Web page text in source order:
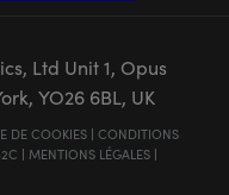
Ltd Unit 1, Opus
YO26 6BL, UK
DE COOKIES| CONDITIONS
| MENTIONS LÉGALES|